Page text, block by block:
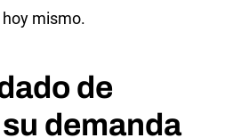
mismo.
de
demanda